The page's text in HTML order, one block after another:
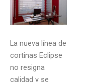
La nueva línea de
cortinas Eclipse
no resigna
calidad y se